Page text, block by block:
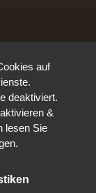
auf
deaktiviert.
&
lesen Sie